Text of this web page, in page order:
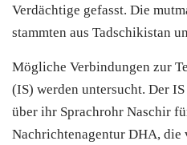
Verdächtige gefasst. Die
stammten aus Tadschikistan
Mögliche Verbindungen zur
(IS) werden untersucht. Der
über ihr Sprachrohr Naschir
Nachrichtenagentur DHA, die